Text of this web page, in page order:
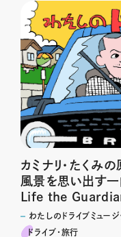
カミナリ・たくみ
風景を思い出す
Life the Guardian
わたしのドライブミュージ
ドライブ･旅行